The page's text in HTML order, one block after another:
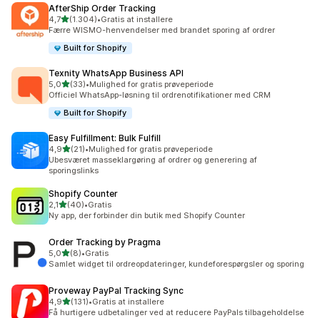
AfterShip Order Tracking
4,7ud af 5 stjerner
(1.304)
1304 anmeldelser i alt
•Gratis at installere
Færre WISMO-henvendelser med brandet sporing af ordrer
Built for Shopify
Texnity WhatsApp Business API
5,0ud af 5 stjerner
(33)
33 anmeldelser i alt
•Mulighed for gratis prøveperiode
Officiel WhatsApp-løsning til ordrenotifikationer med CRM
Built for Shopify
Easy Fulfillment: Bulk Fulfill
4,9ud af 5 stjerner
(21)
21 anmeldelser i alt
•Mulighed for gratis prøveperiode
Ubesværet masseklargøring af ordrer og generering af
sporingslinks
Shopify Counter
2,1ud af 5 stjerner
(40)
40 anmeldelser i alt
•Gratis
Ny app, der forbinder din butik med Shopify Counter
Order Tracking by Pragma
5,0ud af 5 stjerner
(8)
8 anmeldelser i alt
•Gratis
Samlet widget til ordreopdateringer, kundeforespørgsler og sporing
Proveway PayPal Tracking Sync
4,9ud af 5 stjerner
(131)
131 anmeldelser i alt
•Gratis at installere
Få hurtigere udbetalinger ved at reducere PayPals tilbageholdelse